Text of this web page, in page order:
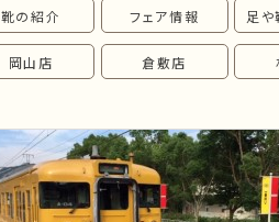
靴の紹介 フェア情報 足
岡山店 倉敷店